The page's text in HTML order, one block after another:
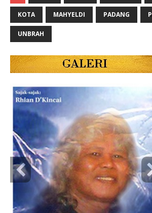
KOTA MAHYELDI PADANG
UNBRAH